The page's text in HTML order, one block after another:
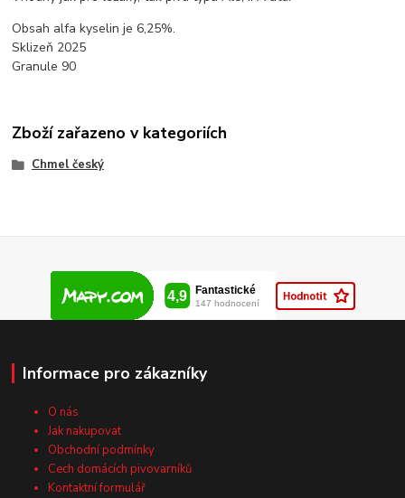
Obsah alfa kyselin je 6,25%.
Sklizeň 2025
Granule 90
Zboží zařazeno v kategoriích
Chmel český
Informace pro zákazníky
O nás
Jak nakupovat
Obchodní podmínky
Cech domácích pivovarníků
Kontaktní formulář